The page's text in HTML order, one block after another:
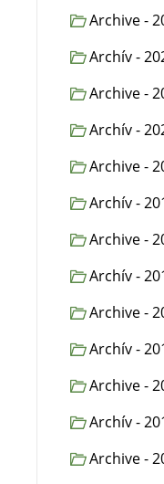
Archive -
Archív -
Archive -
Archív -
Archive -
Archív -
Archive -
Archív -
Archive -
Archív -
Archive -
Archív -
Archive -